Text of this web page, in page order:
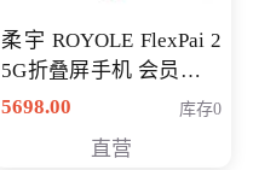
柔宇 ROYOLE FlexPai 2
5G折叠屏手机 会员专享
购买价格 4998元
5698.00 库存0
直营